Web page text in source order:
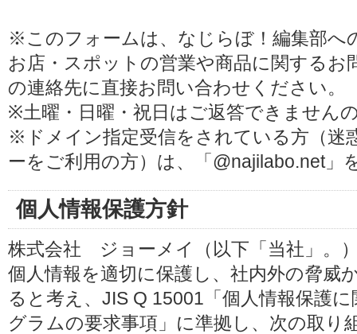
※このフォームは、なじらぼ！編集部へ
お店・スポットの営業や商品に関する
の連絡先に直接お問い合わせください。
※土曜・日曜・祝日はご返答できません
※ドメイン指定受信をされている方（迷
ーをご利用の方）は、「@najilabo.net」
個人情報保護方針
株式会社 ジョーメイ（以下「当社」。
個人情報を適切に保護し、社内外の脅威
ると考え、JIS Q 15001「個人情報保護
グラムの要求事項」に準拠し、次の取り